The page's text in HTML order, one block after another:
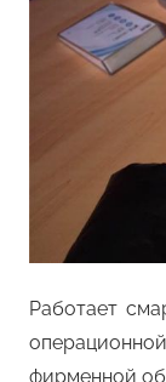
Работает
фирменной